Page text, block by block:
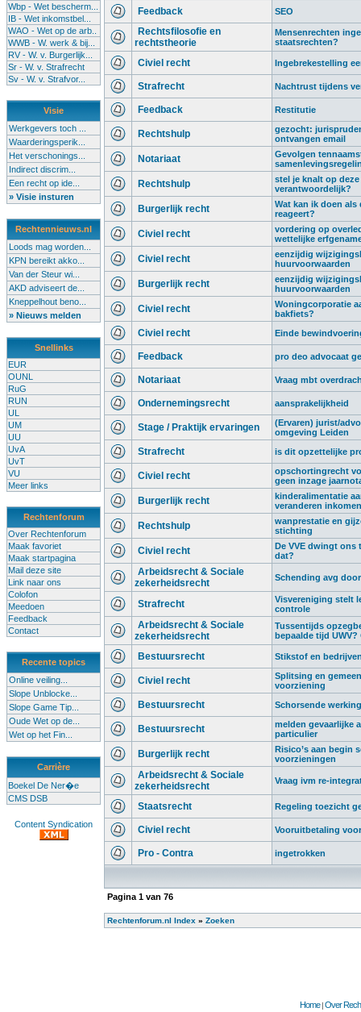
Wbp - Wet bescherm...
IB - Wet inkomstbel...
WAO - Wet op de arb..
WWB - W. werk & bij...
RV - W. v. Burgerlijk...
Sr - W. v. Strafrecht
Sv - W. v. Strafvor...
Visie
Werkgevers toch ...
Waarderingsperik...
Het verschonings...
Indirect discrim...
Een recht op ide...
» Visie insturen
Rechtennieuws.nl
Loods mag worden...
KPN bereikt akko...
Van der Steur wi...
AKD adviseert de...
Kneppelhout beno...
» Nieuws melden
Snellinks
EUR
OUNL
RuG
RUN
UL
UM
UU
UvA
UvT
VU
Meer links
Rechtenforum
Over Rechtenforum
Maak favoriet
Maak startpagina
Mail deze site
Link naar ons
Colofon
Meedoen
Feedback
Contact
Recente topics
Online veiling...
Slope Unblocke...
Slope Game Tip...
Oude Wet op de...
Wet op het Fin...
Carrière
Boekel De Ner�e
CMS DSB
Content Syndication
Feedback SEO
Rechtsfilosofie en
rechtstheorie
Mensenrechten
staatsrechten?
Civiel recht Ingebrekestelling
Strafrecht Nachtrust tijdens
Feedback Restitutie
Rechtshulp
gezocht:
ontvangen email
Notariaat
Gevolgen
Rechtshulp
stel je knalt op
verantwoordelijk?
Burgerlijk recht
Wat kan ik doen
reageert?
Civiel recht
vordering op
wettelijke
Civiel recht
eenzijdig
huurvoorwaarden
Burgerlijk recht
eenzijdig
huurvoorwaarden
Civiel recht
Woningcorporatie
bakfiets?
Civiel recht Einde
Feedback pro deo advocaat
Notariaat Vraag mbt
Ondernemingsrecht aansprakelijkheid
Stage / Praktijk ervaringen
(Ervaren) jurist/
omgeving Leiden
Strafrecht is dit opzettelijke
Civiel recht
opschortingrecht
geen inzage
Burgerlijk recht
kinderalimentatie
veranderen inkomen
Rechtshulp
wanprestatie en
stichting
Civiel recht
De VVE dwingt ons
dat?
Arbeidsrecht & Sociale
zekerheidsrecht
Schending avg
Strafrecht
Visvereniging stelt
controle
Arbeidsrecht & Sociale
zekerheidsrecht
Tussentijds
bepaalde tijd UWV?
Bestuursrecht Stikstof en
Civiel recht
Splitsing en
voorziening
Bestuursrecht Schorsende
Bestuursrecht
melden gevaarlijke
particulier
Burgerlijk recht
Risico’s aan begin
voorzieningen
Arbeidsrecht & Sociale
zekerheidsrecht
Vraag ivm re-
Staatsrecht Regeling toezicht
Civiel recht Vooruitbetaling
Pro - Contra ingetrokken
Pagina 1 van 76
Rechtenforum.nl Index » Zoeken
Home|Over